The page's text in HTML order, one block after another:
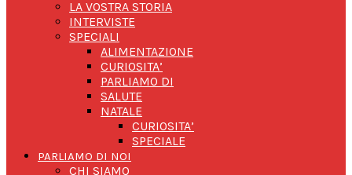
LA VOSTRA STORIA
INTERVISTE
SPECIALI
ALIMENTAZIONE
CURIOSITA’
PARLIAMO DI
SALUTE
NATALE
CURIOSITA’
SPECIALE
PARLIAMO DI NOI
CHI SIAMO